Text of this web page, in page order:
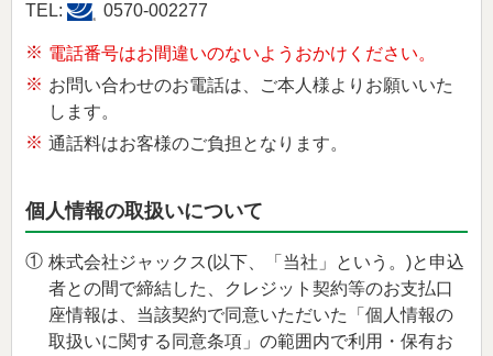
TEL:
0570-002277
※ 電話番号はお間違いのないようおかけください。
※ お問い合わせのお電話は、ご本人様よりお願いいた
します。
※ 通話料はお客様のご負担となります。
個人情報の取扱いについて
① 株式会社ジャックス(以下、「当社」という。)と申込
者との間で締結した、クレジット契約等のお支払口
座情報は、当該契約で同意いただいた「個人情報の
取扱いに関する同意条項」の範囲内で利用・保有お